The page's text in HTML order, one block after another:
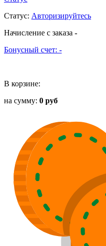
Статус: Авторизируйтесь
Начисление с заказа -
Бонусный счет: -
В корзине:
на сумму: 0 руб